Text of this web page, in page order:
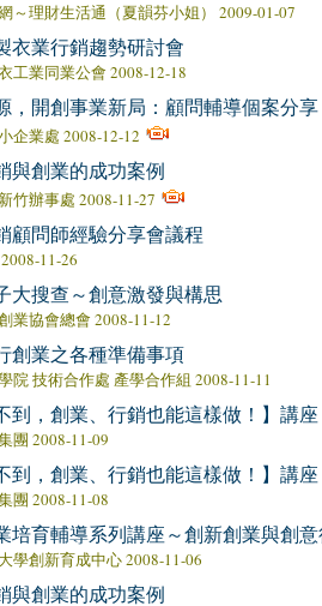
～理財生活通（夏韻芬小姐） 2009-01-07
衣業行銷趨勢研討會
工業同業公會 2008-12-18
，開創事業新局：顧問輔導個案分享
企業處 2008-12-12
與創業的成功案例
竹辦事處 2008-11-27
顧問師經驗分享會議程
11-26
大搜查～創意激發與構思
業協會總會 2008-11-12
創業之各種準備事項
院 技術合作處 產學合作組 2008-11-11
到，創業、行銷也能這樣做！】講座
團 2008-11-09
到，創業、行銷也能這樣做！】講座
團 2008-11-08
培育輔導系列講座～創新創業與創
學創新育成中心 2008-11-06
與創業的成功案例